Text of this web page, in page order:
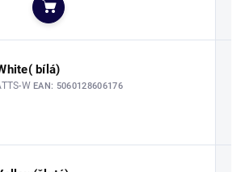
Do košíku
bílá)
WEAN: 5060128606176